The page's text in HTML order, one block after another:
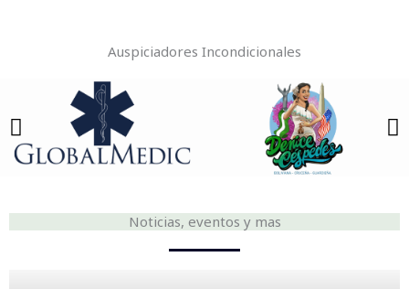
Emergencia
Auspiciadores Incondicionales
Noticias, eventos y mas